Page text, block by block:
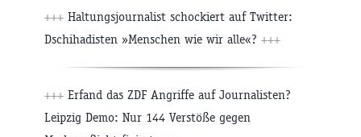
+++ Haltungsjournalist schockiert auf Twitter:
Dschihadisten »Menschen wie wir alle«? +++
+++ Erfand das ZDF Angriffe auf Journalisten?
Leipzig Demo: Nur 144 Verstöße gegen